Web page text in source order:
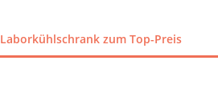
Laborkühlschrank zum Top-Preis